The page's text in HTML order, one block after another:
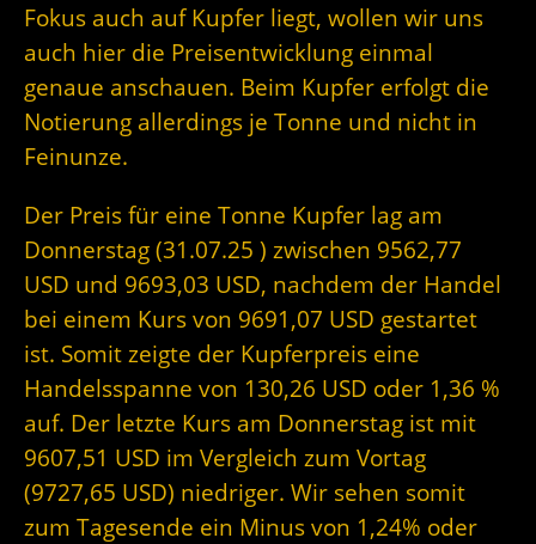
Fokus auch auf Kupfer liegt, wollen wir uns
auch hier die Preisentwicklung einmal
genaue anschauen. Beim Kupfer erfolgt die
Notierung allerdings je Tonne und nicht in
Feinunze.
Der Preis für eine Tonne Kupfer lag am
Donnerstag (31.07.25 ) zwischen 9562,77
USD und 9693,03 USD, nachdem der Handel
bei einem Kurs von 9691,07 USD gestartet
ist. Somit zeigte der Kupferpreis eine
Handelsspanne von 130,26 USD oder 1,36 %
auf. Der letzte Kurs am Donnerstag ist mit
9607,51 USD im Vergleich zum Vortag
(9727,65 USD) niedriger. Wir sehen somit
zum Tagesende ein Minus von 1,24% oder